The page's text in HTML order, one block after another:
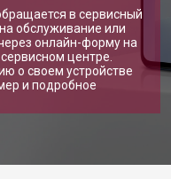
в сервисный
обслуживание или
онлайн-форму на
центре.
о своем устройстве
и подробное